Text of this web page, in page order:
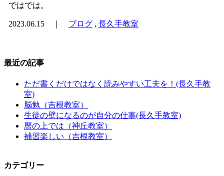
ではでは。
2023.06.15 ｜ ブログ, 長久手教室
最近の記事
ただ書くだけではなく読みやすい工夫を！(長久手教
室)
脳勉（吉根教室）
生徒の壁になるのが自分の仕事(長久手教室)
暦の上では（神丘教室）
補習楽しい（吉根教室）
カテゴリー